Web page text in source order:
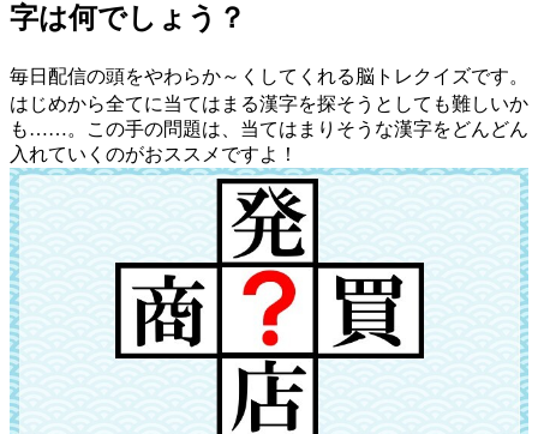
字は何でしょう？
毎日配信の頭をやわらか～くしてくれる脳トレクイズです。
はじめから全てに当てはまる漢字を探そうとしても難しいか
も……。この手の問題は、当てはまりそうな漢字をどんどん
入れていくのがおススメですよ！